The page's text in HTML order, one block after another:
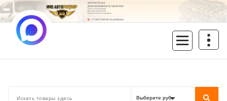
Перейти
к
содержимому